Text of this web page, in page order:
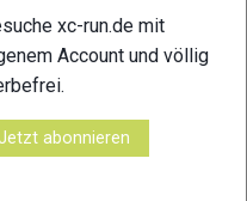
HM
xc-run.de mit
Account und völlig
abonnieren